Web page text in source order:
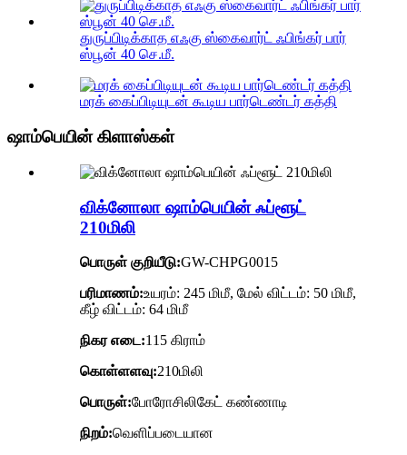
துருப்பிடிக்காத எஃகு ஸ்கைவார்ட் ஃபிங்கர் பார்
ஸ்பூன் 40 செ.மீ.
மரக் கைப்பிடியுடன் கூடிய பார்டெண்டர் கத்தி
ஷாம்பெயின் கிளாஸ்கள்
விக்னோலா ஷாம்பெயின் ஃப்ளூட்
210மிலி
பொருள் குறியீடு:GW-CHPG0015
பரிமாணம்:உயரம்: 245 மிமீ, மேல் விட்டம்: 50 மிமீ,
கீழ் விட்டம்: 64 மிமீ
நிகர எடை:115 கிராம்
கொள்ளளவு:210மிலி
பொருள்:போரோசிலிகேட் கண்ணாடி
நிறம்:வெளிப்படையான